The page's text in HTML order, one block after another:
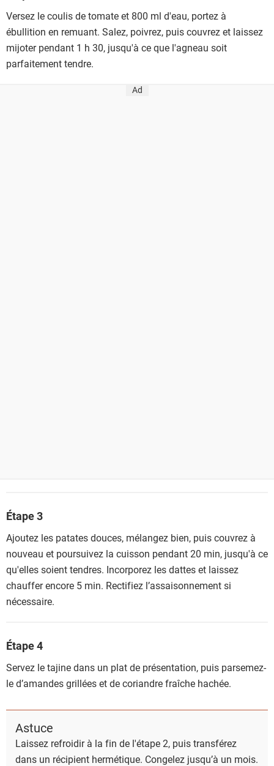
Versez le coulis de tomate et 800 ml d'eau, portez à
ébullition en remuant. Salez, poivrez, puis couvrez et laissez
mijoter pendant 1 h 30, jusqu'à ce que l'agneau soit
parfaitement tendre.
Ad
Étape 3
Ajoutez les patates douces, mélangez bien, puis couvrez à
nouveau et poursuivez la cuisson pendant 20 min, jusqu'à ce
qu'elles soient tendres. Incorporez les dattes et laissez
chauffer encore 5 min. Rectifiez l’assaisonnement si
nécessaire.
Étape 4
Servez le tajine dans un plat de présentation, puis parsemez-
le d’amandes grillées et de coriandre fraîche hachée.
Astuce
Laissez refroidir à la fin de l'étape 2, puis transférez
dans un récipient hermétique. Congelez jusqu’à un mois.